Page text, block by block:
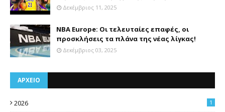
Δεκέμβριος 11, 2025
NBA Europe: Οι τελευταίες επαφές, οι
προσκλήσεις τα πλάνα της νέας λίγκας!
Δεκέμβριος 03, 2025
ΑΡΧΕΙΟ
2026 1